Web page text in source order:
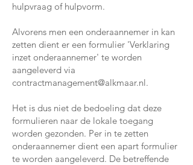
hulpvraag of hulpvorm.
Alvorens men een onderaannemer in kan
zetten dient er een formulier 'Verklaring
inzet onderaannemer' te worden
aangeleverd via
contractmanagement@alkmaar.nl.
Het is dus niet de bedoeling dat deze
formulieren naar de lokale toegang
worden gezonden. Per in te zetten
onderaannemer dient een apart formulier
te worden aangeleverd. De betreffende